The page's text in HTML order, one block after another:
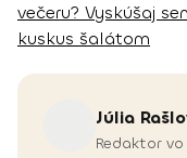
večeru? Vyskúšaj
kuskus šalátom
Júlia
Redaktor